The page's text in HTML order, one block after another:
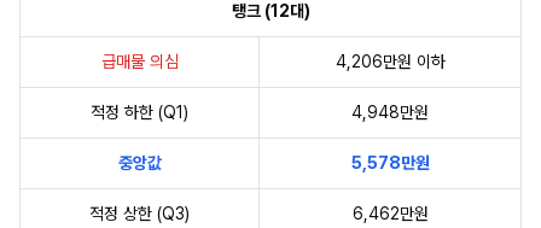
탱크 (12대)
급매물 의심 4,206만원 이하
적정 하한 (Q1) 4,948만원
중앙값 5,578만원
적정 상한 (Q3) 6,462만원